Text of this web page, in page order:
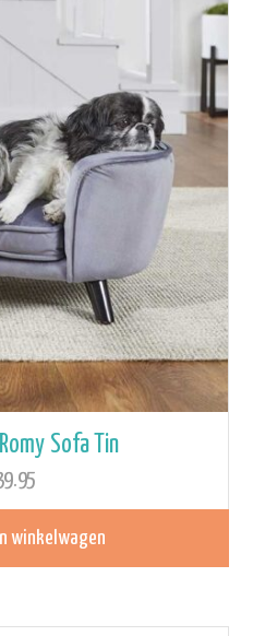
Sofa Tin
winkelwagen